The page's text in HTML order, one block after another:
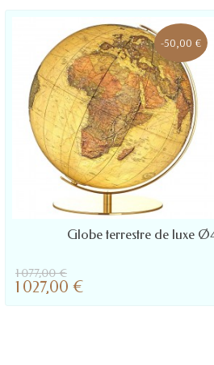
-50,00 €
LIVRÉ SOUS 48 À 72 HEURES
Globe terrestre de luxe
1 077,00 €
1 027,00 €